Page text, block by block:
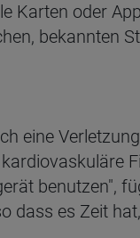
Karten oder
bekannten
eine
benutzen",
dass es Zeit